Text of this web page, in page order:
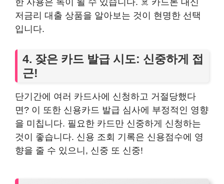
한 사용은 독이 될 수 있습니다. ☠️ 카드론 대신
저금리 대출 상품을 알아보는 것이 현명한 선택
입니다.
4. 잦은 카드 발급 시도: 신중하게 접
근!
단기간에 여러 카드사에 신청하고 거절당했다
면? 이 또한 신용카드 발급 심사에 부정적인 영향
을 미칩니다. 필요한 카드만 신중하게 신청하는
것이 좋습니다. 신용 조회 기록은 신용점수에 영
향을 줄 수 있으니, 신중 또 신중!